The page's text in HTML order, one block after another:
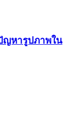
ญหารูปภาพใน